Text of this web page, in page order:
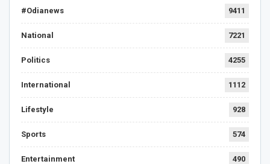
#Odianews 9411
National 7221
Politics 4255
International 1112
Lifestyle 928
Sports 574
Entertainment 490